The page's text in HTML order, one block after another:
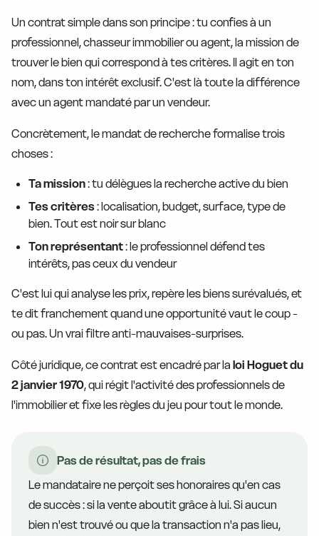
Un contrat simple dans son principe : tu confies à un
professionnel, chasseur immobilier ou agent, la mission de
trouver le bien qui correspond à tes critères. Il agit en ton
nom, dans ton intérêt exclusif. C'est là toute la différence
avec un agent mandaté par un vendeur.
Concrètement, le mandat de recherche formalise trois
choses :
Ta mission: tu délègues la recherche active du bien
Tes critères: localisation, budget, surface, type de
bien. Tout est noir sur blanc
Ton représentant: le professionnel défend tes
intérêts, pas ceux du vendeur
C'est lui qui analyse les prix, repère les biens surévalués, et
te dit franchement quand une opportunité vaut le coup -
ou pas. Un vrai filtre anti-mauvaises-surprises.
Côté juridique, ce contrat est encadré par la loi Hoguet du
2 janvier 1970, qui régit l'activité des professionnels de
l'immobilier et fixe les règles du jeu pour tout le monde.
Pas de résultat, pas de frais
Le mandataire ne perçoit ses honoraires qu'en cas
de succès : si la vente aboutit grâce à lui. Si aucun
bien n'est trouvé ou que la transaction n'a pas lieu,